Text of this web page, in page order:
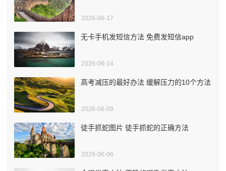
2026-06-17
无卡手机发短信方法 免费发短信app
2026-06-14
高考减压的最好办法 缓解压力的10个方法
2026-06-09
徒手抓蛇图片 徒手抓蛇的正确方法
2026-06-06